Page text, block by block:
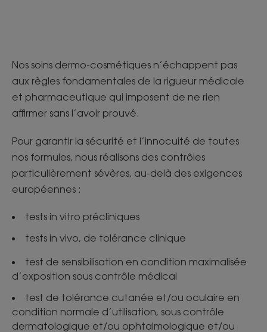
Nos soins dermo-cosmétiques n’échappent pas
aux règles fondamentales de la rigueur médicale
et pharmaceutique qui imposent de ne rien
affirmer sans l’avoir prouvé.
Pour garantir la sécurité et l’innocuité de toutes
nos formules, nous réalisons des contrôles
particulièrement sévères, au-delà des exigences
européennes :
tests in vitro précliniques
tests in vivo, de tolérance clinique
test de sensibilisation en condition maximalisée
d’exposition sous contrôle médical
test de tolérance cutanée et/ou oculaire en
condition normale d’utilisation, sous contrôle
dermatologique et/ou ophtalmologique et/ou